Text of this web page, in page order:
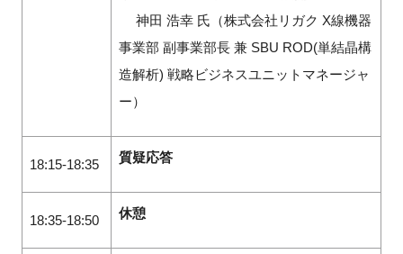
神田 浩幸 氏（株式会社リガク X線機器
事業部 副事業部長 兼 SBU ROD(単結晶構
造解析) 戦略ビジネスユニットマネージャ
ー）
18:15-18:35 質疑応答
18:35-18:50 休憩